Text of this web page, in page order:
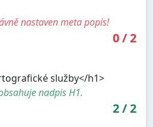
nastaven meta popis!
0/2
služby</h1>
nadpis H1.
2/2